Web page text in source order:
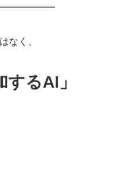
なく、
するAI」